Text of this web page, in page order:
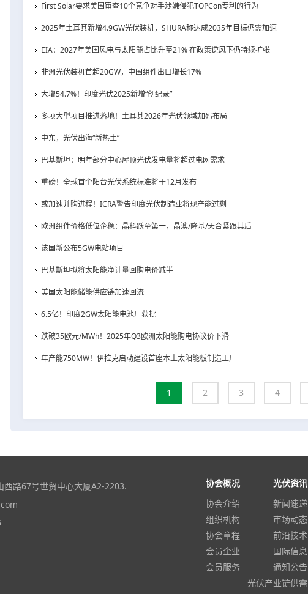
First Solar要求美国审查10个竞争对手涉嫌侵犯TOPCon专利的行为
2025年土耳其新增4.9GW光伏装机，SHURA称达成2035年目标仍需加速
EIA：2027年美国风电与太阳能占比升至21% 在政策逆风下仍持续扩张
非洲光伏装机首超20GW，中国组件出口增长17%
大增54.7%！印度光伏2025新增“创纪录”
多项大型项目推进落地！土耳其2026年光伏领域加码布局
中东，光伏出海“新热土”
巴基斯坦：明年部分中心屋顶光伏发电量将超过电网需求
重磅！全球首个阳台光伏系统标准将于12月发布
或加速并购进程！ICRA警告印度光伏制造业将现产能过剩
欧洲组件价格低位企稳：晶科跃至第一，晶澳/隆基/天合紧跟其后
该国新公布5GW电站项目
巴基斯坦拟将太阳能净计量回购电价减半
美国太阳能储能供应链加速回流
6.5亿！印度2GW太阳能电池厂获批
跌破35欧元/MWh！2025年Q3欧洲太阳能购电协议价下滑
年产能750MW！伊拉克启动建设首座本土太阳能板制造工厂
1 2 3 4
西路67号世贸中心大厦A2-2203.
协会概况
协会介绍
组织机构
协会章程
会员企业
会员服务
光伏资讯
新闻速递
市场动态
前沿技术
国际信息
通知公告
光伏产业链供需